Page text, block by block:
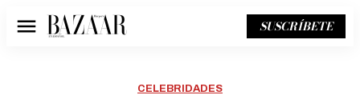
Menú SUSCRÍBETE
CELEBRIDADES